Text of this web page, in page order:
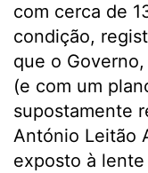
com cerca de
condição,
que o
(e com um
supostamente
António Leitão
exposto à